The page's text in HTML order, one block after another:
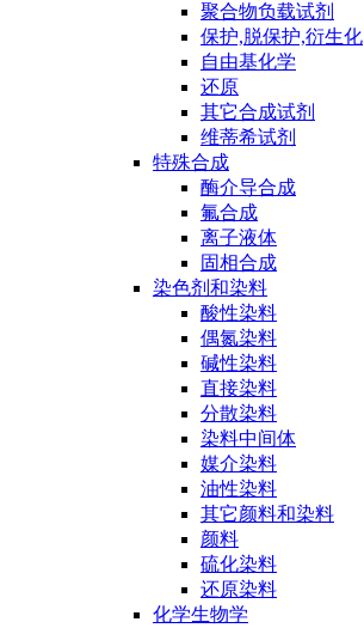
聚合物负载试剂
保护,脱保护,衍生化
自由基化学
还原
其它合成试剂
维蒂希试剂
特殊合成
酶介导合成
氟合成
离子液体
固相合成
染色剂和染料
酸性染料
偶氮染料
碱性染料
直接染料
分散染料
染料中间体
媒介染料
油性染料
其它颜料和染料
颜料
硫化染料
还原染料
化学生物学